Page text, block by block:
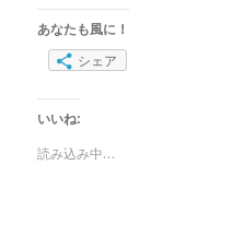
あなたも風に！
シェア
いいね:
読み込み中…